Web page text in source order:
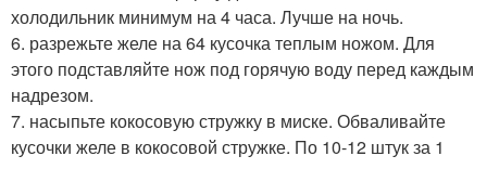
холодильник минимум на 4 часа. Лучше на ночь.
6. разрежьте желе на 64 кусочка теплым ножом. Для
этого подставляйте нож под горячую воду перед каждым
надрезом.
7. насыпьте кокосовую стружку в миске. Обваливайте
кусочки желе в кокосовой стружке. По 10-12 штук за 1